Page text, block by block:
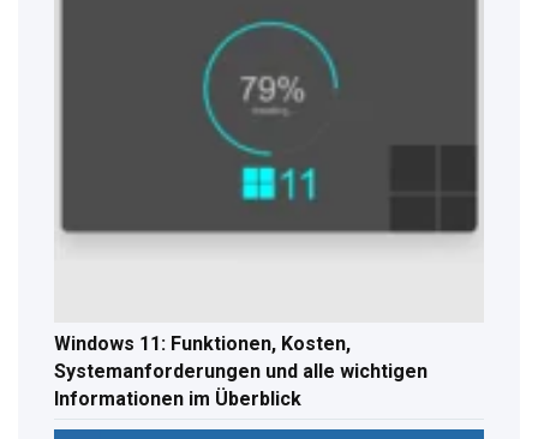
Windows 11: Funktionen, Kosten,
Systemanforderungen und alle wichtigen
Informationen im Überblick